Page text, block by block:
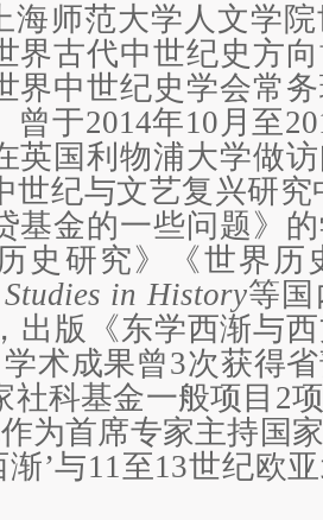
海师范大学人文学
界古代中世纪史方
界中世纪史学会常
曾于2014年10月至
英国利物浦大学做
世纪与文艺复兴研
基金的一些问题》
史研究》《世界历
Studies in History等国
出版《东学西渐与
术成果曾3次获得
社科基金一般项目2
为首席专家主持国
’与11至13世纪欧